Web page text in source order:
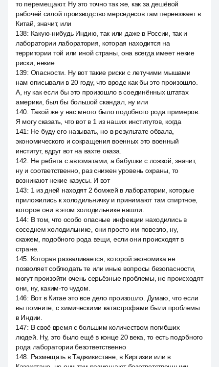
то перемещают. Ну это точно так же, как за дешёвой
рабочей силой производство мерседесов там переезжает в
Китай, значит, или
138: Какую-нибудь Индию, так или даже в России, так и
лаборатории лаборатория, которая находится на
территории той или иной страны, она всегда имеет некие
риски, некие
139: Опасности. Ну вот такие риски с летучими мышами
нам описывали в 20 году, что вроде как бы это произошло.
А, ну как если бы это произошло в соединённых штатах
америки, был бы большой скандал, ну или
140: Такой же у нас много было подобного рода примеров.
Я могу сказать, что вот в 1 из наших институтов, когда
141 : Не буду его называть, но в результате обвала,
экономического и сокращения военных это военный
институт, вдруг вот на вахте оказа.
142: Не ребята с автоматами, а бабушки с ложкой, значит,
ну и соответственно, раз снижен уровень охраны, то
возникают некие казусы. И вот
143: 1 из дней находят 2 бомжей в лаборатории, которые
приложились к холодильничку и принимают там спиртное,
которое они в этом холодильнике нашли.
144: В том, что особо опасные инфекции находились в
соседнем холодильнике, они просто им повезло, ну,
скажем, подобного рода вещи, если они происходят в
стране.
145: Которая разваливается, которой экономика не
позволяет соблюдать те или иные вопросы безопасности,
могут произойти очень серьёзные проблемы, не происходят
они, ну, каким-то чудом.
146: Вот в Китае это все дело произошло. Думаю, что если
вы помните, с химическими катастрофами были проблемы
в Индии.
147: В своё время с большим количеством погибших
людей. Ну, это было ещё в конце 20 века, то есть подобного
рода лаборатории безответственно
148: Размещать в Таджикистане, в Киргизии или в